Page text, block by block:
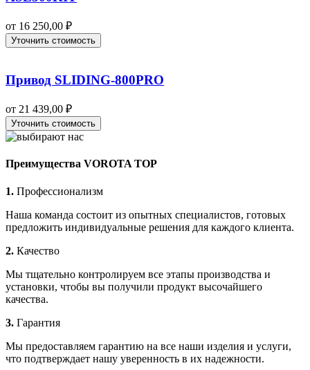
от 16 250,00 ₽
Уточнить стоимость
Привод SLIDING-800PRO
от 21 439,00 ₽
Уточнить стоимость
Преимущества VOROTA TOP
1. Профессионализм
Наша команда состоит из опытных специалистов, готовых
предложить индивидуальные решения для каждого клиента.
2. Качество
Мы тщательно контролируем все этапы производства и
установки, чтобы вы получили продукт высочайшего
качества.
3. Гарантия
Мы предоставляем гарантию на все наши изделия и услуги,
что подтверждает нашу уверенность в их надежности.